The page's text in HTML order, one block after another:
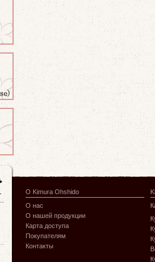
О Kimura Ohshido
О нас
О нашей продукции
Карта доступа
Покупателям
Контакты